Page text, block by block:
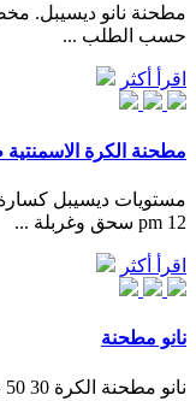
حسب الطلب ...
اقرأ أكثر
مطحنة الكرة
12 pm سحق وغربلة ...
اقرأ أكثر
نانو مطحنة